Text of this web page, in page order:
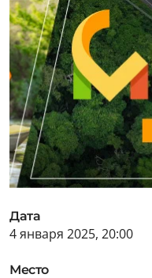
Дата
4 января 2025, 20:00
Место